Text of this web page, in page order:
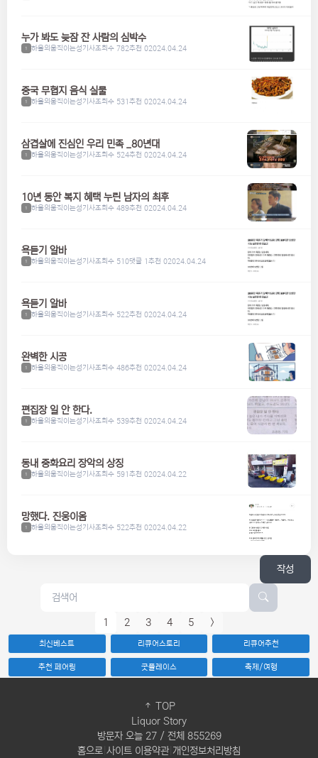
누가 봐도 늦잠 잔 사람의 심박수
1 하울의움직이는성기사조회수 782추천 02024.04.24
중국 무협지 음식 실물
1 하울의움직이는성기사조회수 531추천 02024.04.24
삼겹살에 진심인 우리 민족 _80년대
1 하울의움직이는성기사조회수 524추천 02024.04.24
10년 동안 복지 혜택 누린 남자의 최후
1 하울의움직이는성기사조회수 489추천 02024.04.24
욕듣기 알바
1 하울의움직이는성기사조회수 510댓글 1추천 02024.04.24
욕듣기 알바
1 하울의움직이는성기사조회수 522추천 02024.04.24
완벽한 시공
1 하울의움직이는성기사조회수 486추천 02024.04.24
편집장 일 안 한다.
1 하울의움직이는성기사조회수 539추천 02024.04.24
동내 중화요리 장악의 상징
1 하울의움직이는성기사조회수 591추천 02024.04.22
망했다. 진웅이옴
1 하울의움직이는성기사조회수 522추천 02024.04.22
작성
1 2 3 4 5 >
최신베스트 리큐어스토리 리큐어추천
추천 페어링 굿플레이스 축제/여행
Liquor Story
TOP
방문자 오늘 27 / 전체 855269
홈으로 사이트 이용약관| 개인정보처리방침